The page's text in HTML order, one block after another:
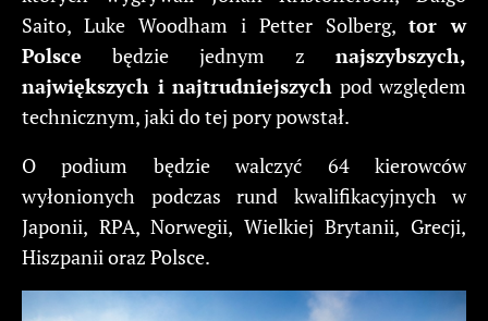
Saito, Luke Woodham i Petter Solberg, tor w
Polsce będzie jednym z najszybszych,
największych i najtrudniejszych pod względem
technicznym, jaki do tej pory powstał.
O podium będzie walczyć 64 kierowców
wyłonionych podczas rund kwalifikacyjnych w
Japonii, RPA, Norwegii, Wielkiej Brytanii, Grecji,
Hiszpanii oraz Polsce.